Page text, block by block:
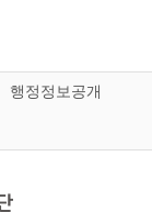
행정정보공개